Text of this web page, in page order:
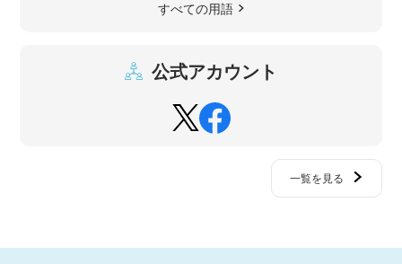
すべての用語
公式アカウント
一覧を見る